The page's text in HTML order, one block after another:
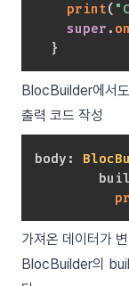
print(
super .
}
BlocBuilder에서
출력 코드 작성
body :
가져온 데이터가
BlocBuilder의